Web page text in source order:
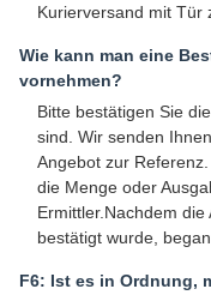
Kurierversand mit Tür
Wie kann man eine
vornehmen?
Bitte bestätigen Sie
sind. Wir senden
Angebot zur
die Menge oder
Ermittler.Nachdem
bestätigt wurde,
F6: Ist es in Ordnung,